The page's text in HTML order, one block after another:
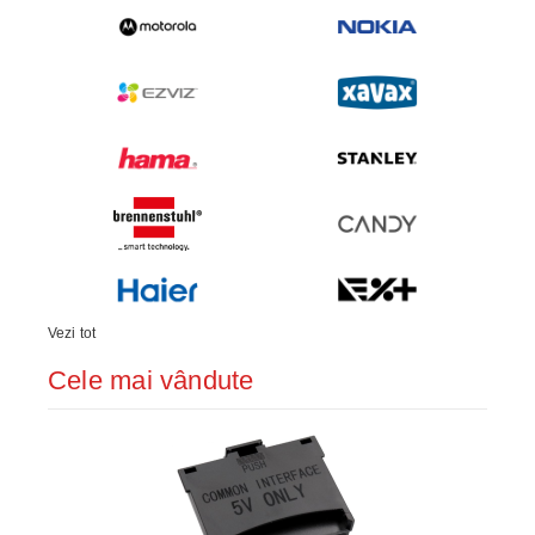
Vezi tot
Cele mai vândute